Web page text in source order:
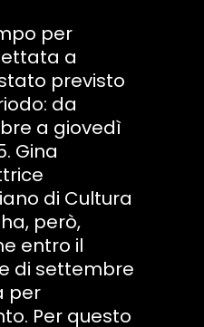
per
a
previsto
da
a giovedì
Gina
di Cultura
però,
entro il
di settembre
per
Per questo